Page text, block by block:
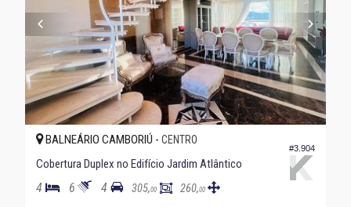
#3.904
BALNEÁRIO CAMBORIÚ - CENTRO
Cobertura Duplex no Edifício Jardim Atlântico
4 6 4 305,00 260,00